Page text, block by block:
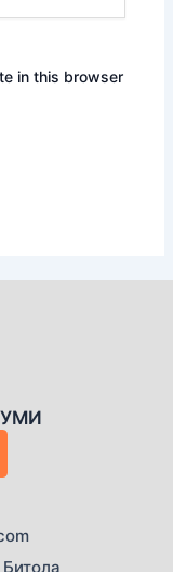
in this browser